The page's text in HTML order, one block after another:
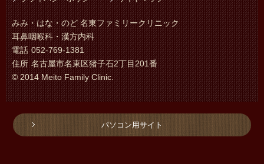
みみ・はな・のど 名東ファミリークリニック
耳鼻咽喉科・漢方内科
電話 052-769-1381
住所 名古屋市名東区猪子石2丁目201番
© 2014 Meito Family Clinic.
パソコン用サイト